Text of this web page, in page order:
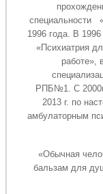
специальности
1996 года. В
«Психиатрия
работе»,
РПБ№1. С
2013 г. по
амбулаторным
«Обычная
бальзам для